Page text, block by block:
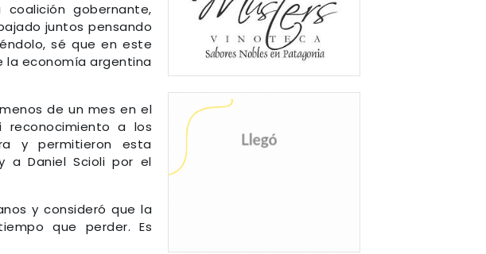
gobernante,
juntos pensando
sé que en este
la economía argentina
de un mes en el
reconocimiento a los
y permitieron esta
a Daniel Scioli por el
y consideró que la
que perder. Es